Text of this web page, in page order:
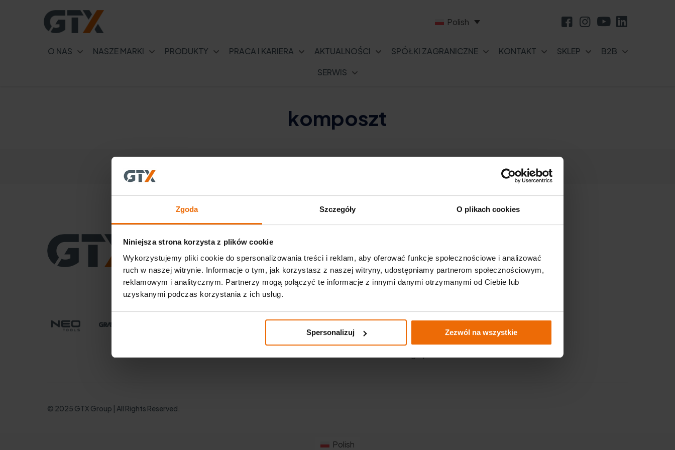
Zgoda Szczegóły O plikach cookies
Niniejsza strona korzysta z plików cookie
Wykorzystujemy pliki cookie do spersonalizowania treści i reklam, aby oferować funkcje społecznościowe i analizować
ruch w naszej witrynie. Informacje o tym, jak korzystasz z naszej witryny, udostępniamy partnerom społecznościowym,
reklamowym i analitycznym. Partnerzy mogą połączyć te informacje z innymi danymi otrzymanymi od Ciebie lub
uzyskanymi podczas korzystania z ich usług.
Spersonalizuj Zezwól na wszystkie
Polish
O NAS NASZE MARKI PRODUKTY PRACA I KARIERA AKTUALNOŚCI SPÓŁKI ZAGRANICZNE KONTAKT SKLEP
B2B
SERWIS
komposzt
CENTRALA
ul. Pograniczna 2/4
02-285 Warszawa
tel. +48 22 573 03 00
office@gtx-group.com
Aktualności
Katalogi
Polityka prywatności
Sklep Fixero.com
Strefa B2B
© 2025 GTX Group | All Rights Reserved.
Polish